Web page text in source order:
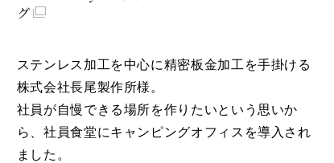
グ
ステンレス加工を中心に精密板金加工を手掛ける
株式会社長尾製作所様。
社員が自慢できる場所を作りたいという思いか
ら、社員食堂にキャンピングオフィスを導入され
ました。